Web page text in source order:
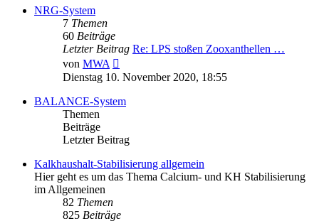
NRG-System
7 Themen
60 Beiträge
Letzter Beitrag Re: LPS stoßen Zooxanthellen …
von MWA
Beitrag
Dienstag 10. November 2020, 18:55
BALANCE-System
Themen
Beiträge
Letzter Beitrag
Kalkhaushalt-Stabilisierung allgemein
Hier geht es um das Thema Calcium- und KH Stabilisierung
im Allgemeinen
82 Themen
825 Beiträge